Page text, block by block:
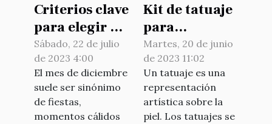
Criterios clave
para elegir el
pijama de
Navidad
Sábado, 22 de julio
de 2023 4:00
El mes de diciembre
suele ser sinónimo
de fiestas,
momentos cálidos
Kit de tatuaje
para
principiantes:
¿cómo elegir
bien ?
Martes, 20 de junio
de 2023 11:02
Un tatuaje es una
representación
artística sobre la
piel. Los tatuajes se